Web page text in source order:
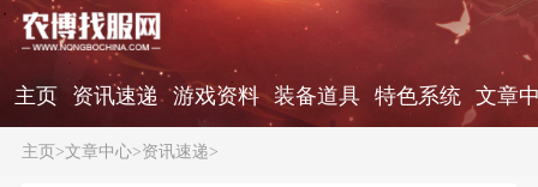
主页 资讯速递 游戏资料 装备道具 特色系统 文章
主页>文章中心>资讯速递>